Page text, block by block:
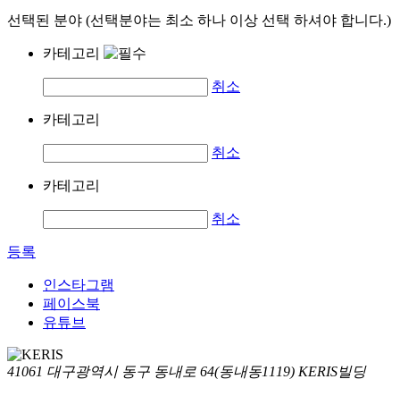
선택된 분야 (선택분야는 최소 하나 이상 선택 하셔야 합니다.)
카테고리
취소
카테고리
취소
카테고리
취소
등록
인스타그램
페이스북
유튜브
41061 대구광역시 동구 동내로 64(동내동1119) KERIS빌딩